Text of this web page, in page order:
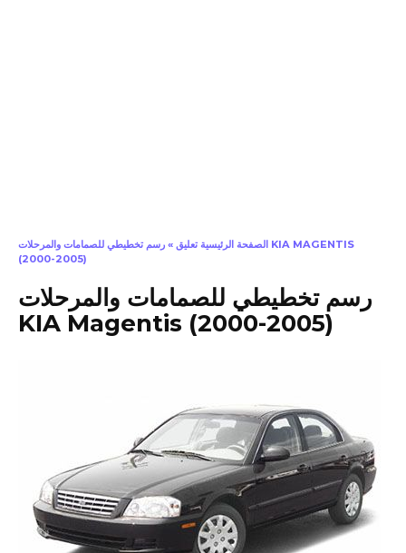
الصفحة الرئيسية تعليق » رسم تخطيطي للصمامات والمرحلات KIA MAGENTIS
(2000-2005)
رسم تخطيطي للصمامات والمرحلات
KIA Magentis (2000-2005)